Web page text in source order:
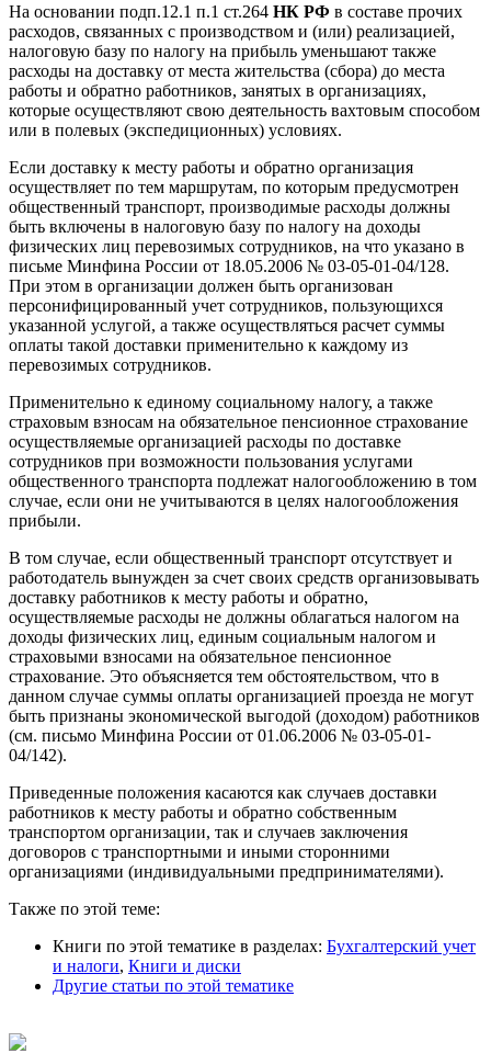
На основании подп.12.1 п.1 ст.264 НК РФ в составе прочих
расходов, связанных с производством и (или) реализацией,
налоговую базу по налогу на прибыль уменьшают также
расходы на доставку от места жительства (сбора) до места
работы и обратно работников, занятых в организациях,
которые осуществляют свою деятельность вахтовым способом
или в полевых (экспедиционных) условиях.
Если доставку к месту работы и обратно организация
осуществляет по тем маршрутам, по которым предусмотрен
общественный транспорт, производимые расходы должны
быть включены в налоговую базу по налогу на доходы
физических лиц перевозимых сотрудников, на что указано в
письме Минфина России от 18.05.2006 № 03-05-01-04/128.
При этом в организации должен быть организован
персонифицированный учет сотрудников, пользующихся
указанной услугой, а также осуществляться расчет суммы
оплаты такой доставки применительно к каждому из
перевозимых сотрудников.
Применительно к единому социальному налогу, а также
страховым взносам на обязательное пенсионное страхование
осуществляемые организацией расходы по доставке
сотрудников при возможности пользования услугами
общественного транспорта подлежат налогообложению в том
случае, если они не учитываются в целях налогообложения
прибыли.
В том случае, если общественный транспорт отсутствует и
работодатель вынужден за счет своих средств организовывать
доставку работников к месту работы и обратно,
осуществляемые расходы не должны облагаться налогом на
доходы физических лиц, единым социальным налогом и
страховыми взносами на обязательное пенсионное
страхование. Это объясняется тем обстоятельством, что в
данном случае суммы оплаты организацией проезда не могут
быть признаны экономической выгодой (доходом) работников
(см. письмо Минфина России от 01.06.2006 № 03-05-01-
04/142).
Приведенные положения касаются как случаев доставки
работников к месту работы и обратно собственным
транспортом организации, так и случаев заключения
договоров с транспортными и иными сторонними
организациями (индивидуальными предпринимателями).
Также по этой теме:
Книги по этой тематике в разделах: Бухгалтерский учет
и налоги, Книги и диски
Другие статьи по этой тематике